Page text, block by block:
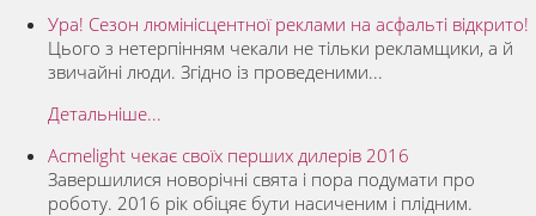
Ура! Сезон люмінісцентної реклами на асфальті відкрито!
Цього з нетерпінням чекали не тільки рекламщики, а й
звичайні люди. Згідно із проведеними...
Детальніше...
Acmelight чекає своїх перших дилерів 2016
Завершилися новорічні свята і пора подумати про
роботу. 2016 рік обіцяє бути насиченим і плідним.